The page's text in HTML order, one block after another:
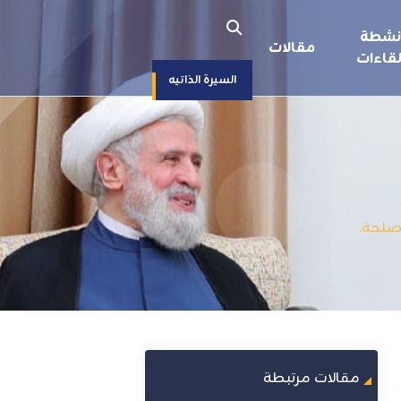
مقالات
السيرة الذاتيه
مقالات مرتبطة